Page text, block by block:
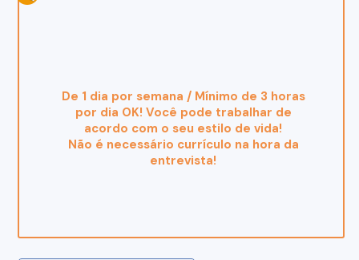
De 1 dia por semana / Mínimo de 3 horas
por dia OK! Você pode trabalhar de
acordo com o seu estilo de vida!
Não é necessário currículo na hora da
entrevista!